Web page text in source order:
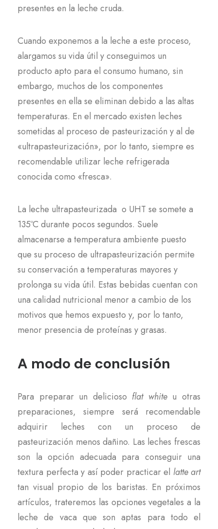
presentes en la leche cruda.
Cuando exponemos a la leche a este proceso,
alargamos su vida útil y conseguimos un
producto apto para el consumo humano, sin
embargo, muchos de los componentes
presentes en ella se eliminan debido a las altas
temperaturas. En el mercado existen leches
sometidas al proceso de pasteurización y al de
«ultrapasteurización», por lo tanto, siempre es
recomendable utilizar leche refrigerada
conocida como «fresca».
La leche ultrapasteurizada o UHT se somete a
135ºC durante pocos segundos. Suele
almacenarse a temperatura ambiente puesto
que su proceso de ultrapasteurización permite
su conservación a temperaturas mayores y
prolonga su vida útil. Estas bebidas cuentan con
una calidad nutricional menor a cambio de los
motivos que hemos expuesto y, por lo tanto,
menor presencia de proteínas y grasas.
A modo de conclusión
Para preparar un delicioso flat white u otras
preparaciones, siempre será recomendable
adquirir leches con un proceso de
pasteurización menos dañino. Las leches frescas
son la opción adecuada para conseguir una
textura perfecta y así poder practicar el latte art
tan visual propio de los baristas. En próximos
artículos, trateremos las opciones vegetales a la
leche de vaca que son aptas para todo el